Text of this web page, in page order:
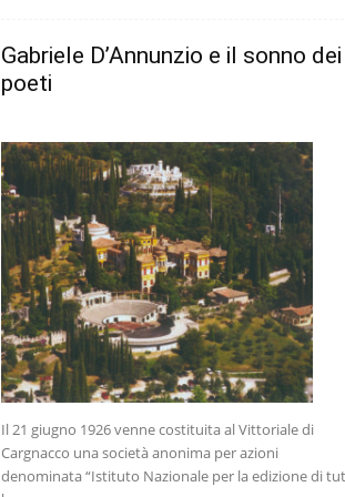
Gabriele D’Annunzio e il sonno dei
poeti
Il 21 giugno 1926 venne costituita al Vittoriale di
Cargnacco una società anonima per azioni
denominata “Istituto Nazionale per la edizione di